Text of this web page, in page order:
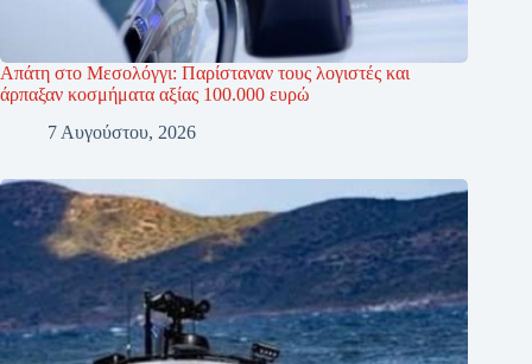
Απάτη στο Μεσολόγγι: Παρίσταναν τους λογιστές και
άρπαξαν κοσμήματα αξίας 100.000 ευρώ
7 Αυγούστου, 2026